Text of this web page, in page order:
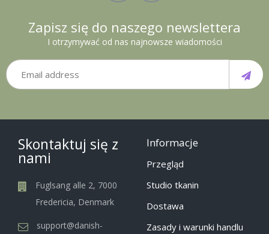
Zapisz się do naszego newslettera
I otrzymywać od nas najnowsze wiadomości
Skontaktuj się z
nami
Fuglsang alle 2, 7000
Fredericia, Denmark
support@danish-
Informacje
Przegląd
Studio tkanin
Dostawa
Zasady i warunki handlu